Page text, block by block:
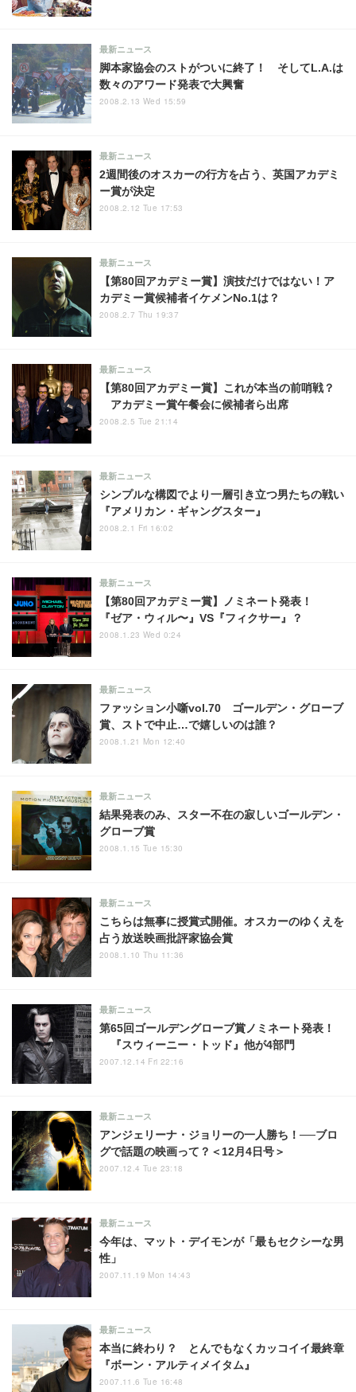
脚本家協会のストがついに終了！ そしてL.A.は
数々のアワード発表で大興奮
最新ニュース
2008.2.13 Wed 15:59
2週間後のオスカーの行方を占う、英国アカデミ
ー賞が決定
最新ニュース
2008.2.12 Tue 17:53
【第80回アカデミー賞】演技だけではない！ア
カデミー賞候補者イケメンNo.1は？
最新ニュース
2008.2.7 Thu 19:37
【第80回アカデミー賞】これが本当の前哨戦？
アカデミー賞午餐会に候補者ら出席
最新ニュース
2008.2.5 Tue 21:14
シンプルな構図でより一層引き立つ男たちの戦い
『アメリカン・ギャングスター』
最新ニュース
2008.2.1 Fri 16:02
【第80回アカデミー賞】ノミネート発表！
『ゼア・ウィル〜』VS『フィクサー』？
最新ニュース
2008.1.23 Wed 0:24
ファッション小噺vol.70 ゴールデン・グローブ
賞、ストで中止…で嬉しいのは誰？
最新ニュース
2008.1.21 Mon 12:40
結果発表のみ、スター不在の寂しいゴールデン・
グローブ賞
最新ニュース
2008.1.15 Tue 15:30
こちらは無事に授賞式開催。オスカーのゆくえを
占う放送映画批評家協会賞
最新ニュース
2008.1.10 Thu 11:36
第65回ゴールデングローブ賞ノミネート発表！
『スウィーニー・トッド』他が4部門
最新ニュース
2007.12.14 Fri 22:16
アンジェリーナ・ジョリーの一人勝ち！──ブロ
グで話題の映画って？＜12月4日号＞
最新ニュース
2007.12.4 Tue 23:18
今年は、マット・デイモンが「最もセクシーな男
性」
最新ニュース
2007.11.19 Mon 14:43
本当に終わり？ とんでもなくカッコイイ最終章
『ボーン・アルティメイタム』
最新ニュース
2007.11.6 Tue 16:48